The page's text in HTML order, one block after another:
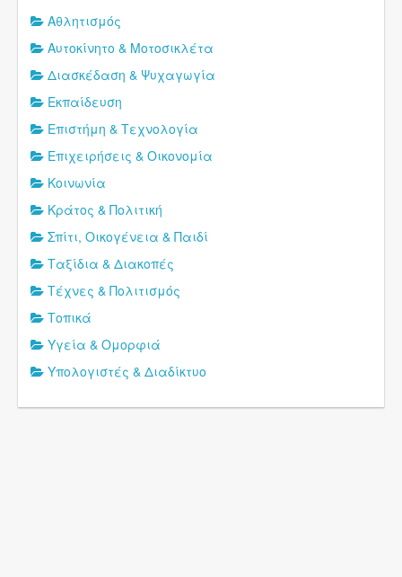
Αθλητισμός
Αυτοκίνητο & Μοτοσικλέτα
Διασκέδαση & Ψυχαγωγία
Εκπαίδευση
Επιστήμη & Τεχνολογία
Επιχειρήσεις & Οικονομία
Κοινωνία
Κράτος & Πολιτική
Σπίτι, Οικογένεια & Παιδί
Ταξίδια & Διακοπές
Τέχνες & Πολιτισμός
Τοπικά
Υγεία & Ομορφιά
Υπολογιστές & Διαδίκτυο